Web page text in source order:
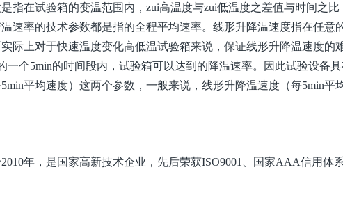
指在试验箱的变温范围内，zui高温度与zui低温度之差值与时间之比
速率的技术参数都是指的全程平均速率。线形升降温速度指在任意
际上对于快速温度变化高低温试验箱来说，保证线形升降温速度的
一个5min的时间段内，试验箱可以达到的降温速率。因此试验设备
平均速度）这两个参数，一般来说，线形升降温速度（每5min平
年，是国家高新技术企业，先后荣获ISO9001、国家AAA信用体